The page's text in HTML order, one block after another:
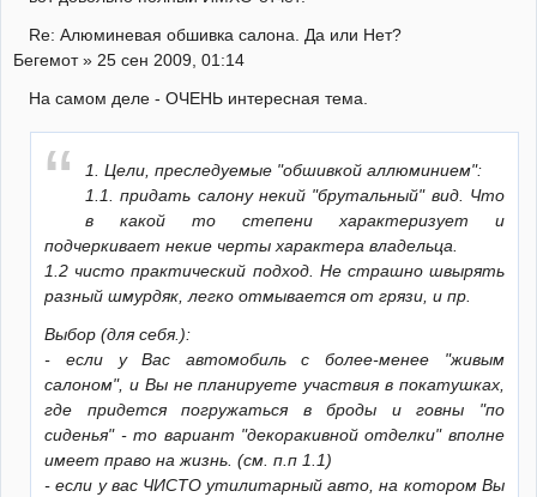
Re: Алюминевая обшивка салона. Да или Нет?
Бегемот » 25 сен 2009, 01:14
На самом деле - ОЧЕНЬ интересная тема.
1. Цели, преследуемые "обшивкой аллюминием":
1.1. придать салону некий "брутальный" вид. Что
в какой то степени характеризует и
подчеркивает некие черты характера владельца.
1.2 чисто практический подход. Не страшно швырять
разный шмурдяк, легко отмывается от грязи, и пр.
Выбор (для себя.):
- если у Вас автомобиль с более-менее "живым
салоном", и Вы не планируете участвия в покатушках,
где придется погружаться в броды и говны "по
сиденья" - то вариант "декоракивной отделки" вполне
имеет право на жизнь. (см. п.п 1.1)
- если у вас ЧИСТО утилитарный авто, на котором Вы